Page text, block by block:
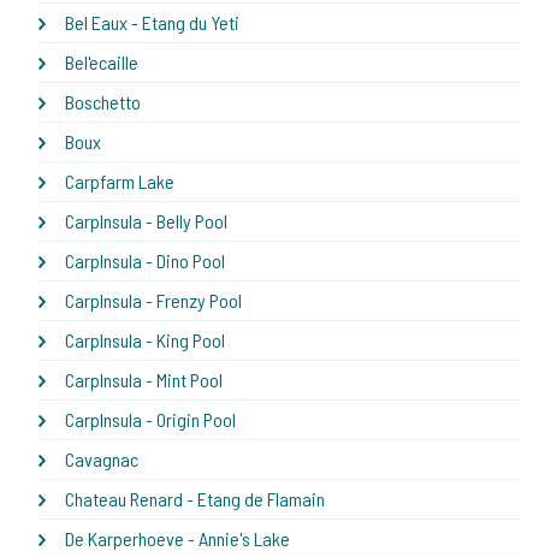
Bel Eaux - Etang du Yeti
Bel'ecaille
Boschetto
Boux
Carpfarm Lake
CarpInsula - Belly Pool
CarpInsula - Dino Pool
CarpInsula - Frenzy Pool
CarpInsula - King Pool
CarpInsula - Mint Pool
CarpInsula - Origin Pool
Cavagnac
Chateau Renard - Etang de Flamain
De Karperhoeve - Annie's Lake